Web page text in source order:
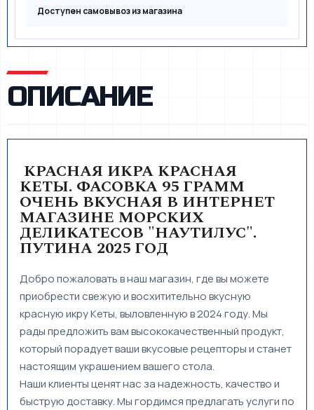
Доступен самовывоз из магазина
ОПИСАНИЕ
КРАСНАЯ ИКРА КРАСНАЯ
КЕТЫ. ФАСОВКА 95 ГРАММ
ОЧЕНЬ ВКУСНАЯ В ИНТЕРНЕТ
МАГАЗИНЕ МОРСКИХ
ДЕЛИКАТЕСОВ "НАУТИЛУС".
ПУТИНА 2025 ГОД
Добро пожаловать в наш магазин, где вы можете
приобрести свежую и восхитительно вкусную
красную икру Кеты, выловленную в 2024 году. Мы
рады предложить вам высококачественный продукт,
который порадует ваши вкусовые рецепторы и станет
настоящим украшением вашего стола.
Наши клиенты ценят нас за надежность, качество и
быструю доставку. Мы гордимся предлагать услуги по